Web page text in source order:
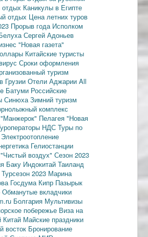
Каникулы в Египте
отдых Цена летних туров
Прорыв года Исполком
Сергей Адоньев
"Новая газета"
Китайские туристы
Сроки оформления
туризм
Грузии Отели Аджарии All
Батуми Российские
СинюхаЗимний туризм
комплекс
Пелагея "Новая
НДС Туры по
Электроотопление
Гелиостанции
воздух" Сезон 2023
Баку Индокитай Таиланд
Турсезон 2023 Марина
Госдума Кипр Пазырык
Обманутые вкладчики
Болгария Мультивизы
побережье Виза на
Китай Майские праздники
восток Бронирование